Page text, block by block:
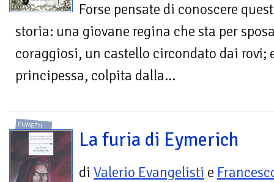
Forse pensate di conoscere
storia: una giovane regina che sta per
coraggiosi, un castello circondato dai rovi;
principessa, colpita dalla...
FUMETTI
La furia di Eymerich
di Valerio Evangelisti e